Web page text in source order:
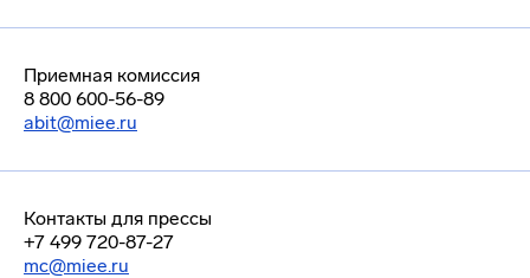
Приемная комиссия
8 800 600-56-89
abit@miee.ru
Контакты для прессы
+7 499 720-87-27
mc@miee.ru